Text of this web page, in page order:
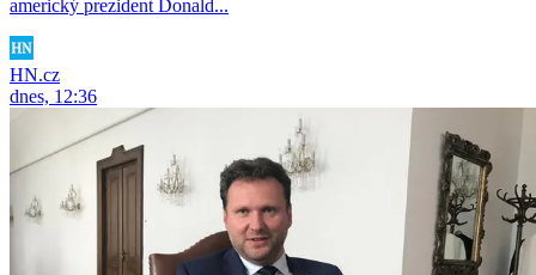
americký prezident Donald...
HN.cz
dnes, 12:36